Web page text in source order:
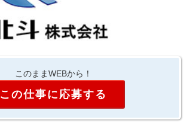
このままWEBから！
この仕事に応募する